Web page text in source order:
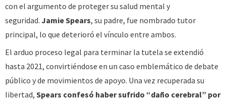
con el argumento de proteger su salud mental y
seguridad. Jamie Spears, su padre, fue nombrado tutor
principal, lo que deterioró el vínculo entre ambos.
El arduo proceso legal para terminar la tutela se extendió
hasta 2021, convirtiéndose en un caso emblemático de debate
público y de movimientos de apoyo. Una vez recuperada su
libertad, Spears confesó haber sufrido “daño cerebral” por